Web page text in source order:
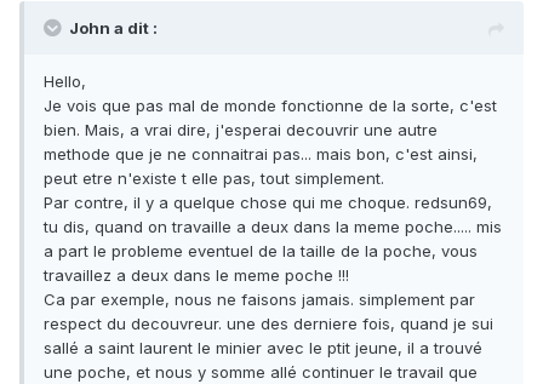
John a dit :
Hello,
Je vois que pas mal de monde fonctionne de la sorte, c'est
bien. Mais, a vrai dire, j'esperai decouvrir une autre
methode que je ne connaitrai pas... mais bon, c'est ainsi,
peut etre n'existe t elle pas, tout simplement.
Par contre, il y a quelque chose qui me choque. redsun69,
tu dis, quand on travaille a deux dans la meme poche..... mis
a part le probleme eventuel de la taille de la poche, vous
travaillez a deux dans le meme poche !!!
Ca par exemple, nous ne faisons jamais. simplement par
respect du decouvreur. une des derniere fois, quand je sui
sallé a saint laurent le minier avec le ptit jeune, il a trouvé
une poche, et nous y somme allé continuer le travail que